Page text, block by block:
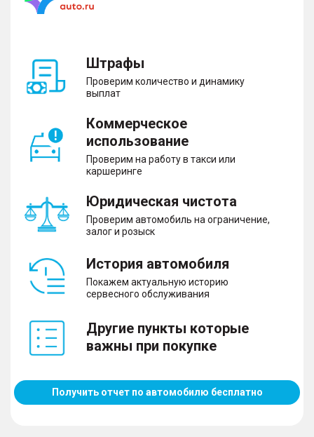
Штрафы
Проверим количество и динамику
выплат
Коммерческое
использование
Проверим на работу в такси или
каршеринге
Юридическая чистота
Проверим автомобиль на ограничение,
залог и розыск
История автомобиля
Покажем актуальную историю
сервесного обслуживания
Другие пункты которые
важны при покупке
Получить отчет по автомобилю бесплатно